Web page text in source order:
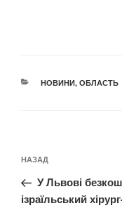
КАТЕГОРІЇ
НОВИНИ, ОБЛАСТЬ
записів
Попередній
запис:
НАЗАД
У Львові
ізраїльський